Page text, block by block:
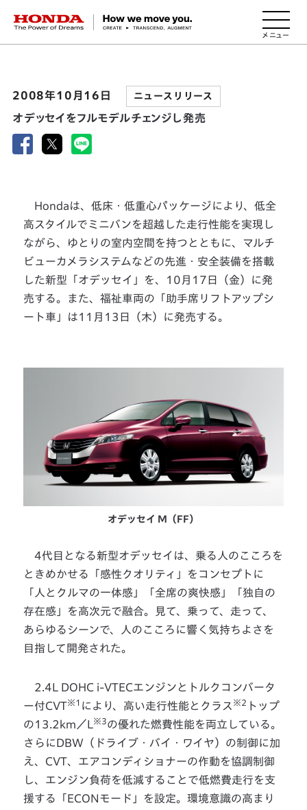
HONDA The Power of Dreams
2008年10月16日 ニュースリリース
オデッセイをフルモデルチェンジし発売
Hondaは、低床・低重心パッケージにより、低全
高スタイルでミニバンを超越した走行性能を実現し
ながら、ゆとりの室内空間を持つとともに、マルチ
ビューカメラシステムなどの先進・安全装備を搭載
した新型「オデッセイ」を、10月17日（金）に発
売する。また、福祉車両の「助手席リフトアップシ
ート車」は11月13日（木）に発売する。
オデッセイ M（FF）
4代目となる新型オデッセイは、乗る人のこころを
ときめかせる「感性クオリティ」をコンセプトに
「人とクルマの一体感」「全席の爽快感」「独自の
存在感」を高次元で融合。見て、乗って、走って、
あらゆるシーンで、人のこころに響く気持ちよさを
目指して開発された。
2.4L DOHC i-VTECエンジンとトルクコンバータ
ー付CVT※1 により、高い走行性能とクラス ※2
トップ
の13.2km／L ※3の優れた燃費性能を両立している。
さらにDBW（ドライブ・バイ・ワイヤ）の制御に加
え、CVT、エアコンディショナーの作動を協調制御
し、エンジン負荷を低減することで低燃費走行を支
援する「ECONモード」を設定。環境意識の高まり